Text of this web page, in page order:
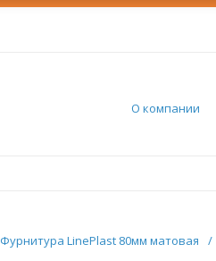
О компании
Фурнитура LinePlast 80мм матовая /